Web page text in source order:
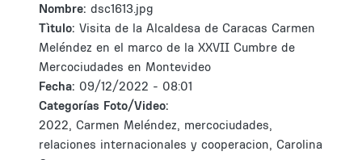
Nombre: dsc1613.jpg
Tìtulo: Visita de la Alcaldesa de Caracas Carmen
Meléndez en el marco de la XXVII Cumbre de
Mercociudades en Montevideo
Fecha: 09/12/2022 - 08:01
Categorías Foto/Video:
2022, Carmen Meléndez, mercociudades,
relaciones internacionales y cooperacion, Carolina